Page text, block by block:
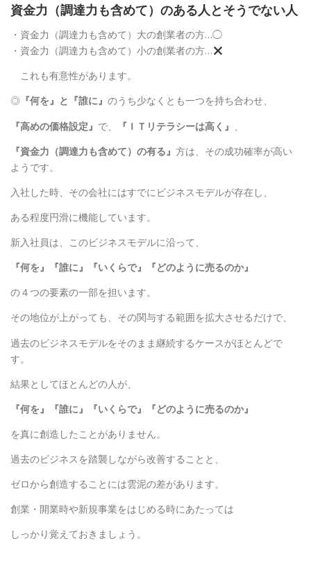
資金力（調達力も含めて）のある人とそうでない人
・資金力（調達力も含めて）大の創業者の方…◯
・資金力（調達力も含めて）小の創業者の方…
これも有意性があります。
◎ 『何を』と『誰に』 のうち少なくとも一つを持ち合わせ、
『高めの価格設定』 で、 『ＩＴリテラシーは高く』
『資金力（調達力も含めて）の有る』 方は、その成功確率が高い
ようです。
入社した時、その会社にはすでにビジネスモデルが存在し、
ある程度円滑に機能しています。
新入社員は、このビジネスモデルに沿って、
『何を』『誰に』『いくらで』『どのように売るのか』
の４つの要素の一部を担います。
その地位が上がっても、その関与する範囲を拡大させるだけで、
過去のビジネスモデルをそのまま継続するケースがほとんどで
す。
結果としてほとんどの人が、
『何を』『誰に』『いくらで』『どのように売るのか』
を真に創造したことがありません。
過去のビジネスを踏襲しながら改善することと、
ゼロから創造することには雲泥の差があります。
創業・開業時や新規事業をはじめる時にあたっては
しっかり覚えておきましょう。